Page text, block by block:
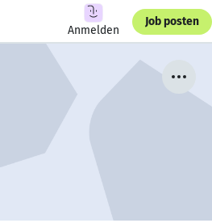
Anmelden
Job posten